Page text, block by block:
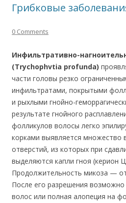
Грибковые
0 Comments
Инфильтративно-
(Trychophvtia profunda)
части головы резко
инфильтратами, покрытыми
и рыхлыми гнойно-
результате гнойного
фолликулов волосы легко
корками выявляется множество
отверстий, из которых при
выделяются капли гноя (керион
Продолжительность микоза —
После его разрешения возможно
волос или полная алопеция на